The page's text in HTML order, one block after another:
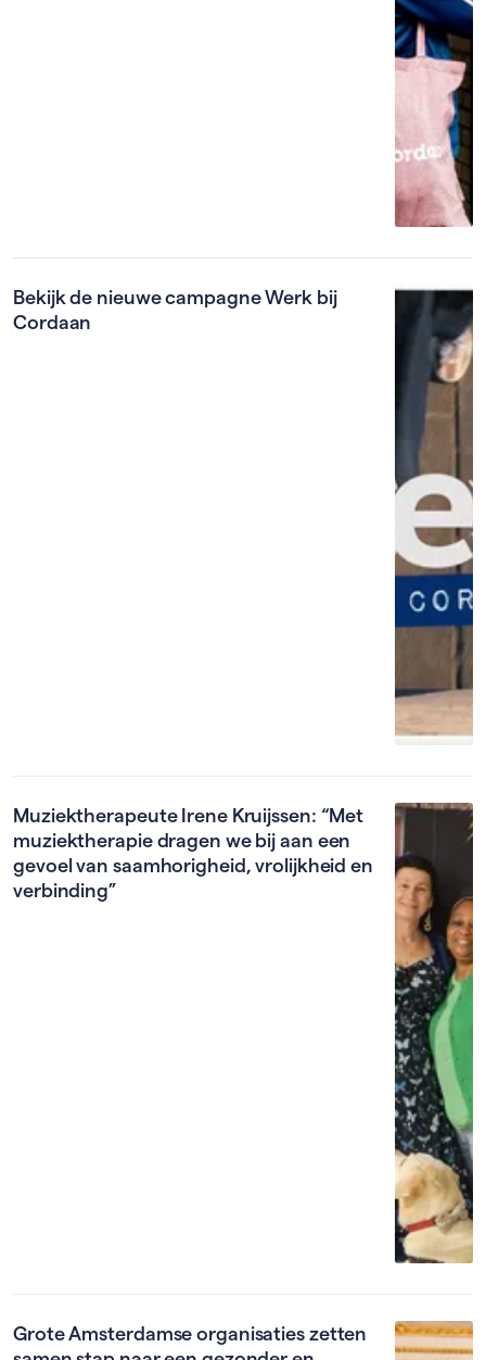
Bekijk de nieuwe campagne Werk bij
Cordaan
Muziektherapeute Irene Kruijssen: “Met
muziektherapie dragen we bij aan een
gevoel van saamhorigheid, vrolijkheid en
verbinding”
Grote Amsterdamse organisaties zetten